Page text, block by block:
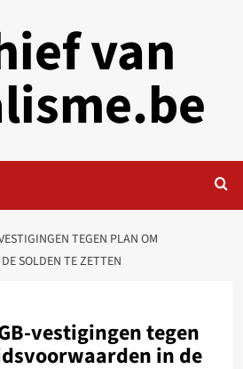
van
TEGEN PLAN OM
SOLDEN TE ZETTEN
vestigingen tegen
in de